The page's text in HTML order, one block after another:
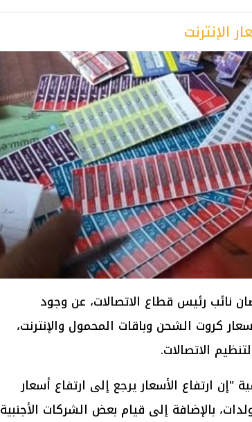
الإنترنت
رئيس قطاع الاتصالات، عن وجود
كروت الشحن وباقات المحمول والإنترنت،
الاتصالات.
ارتفاع الأسعار يرجع إلى ارتفاع أسعار
بالإضافة إلى قيام بعض الشركات الأجنبية